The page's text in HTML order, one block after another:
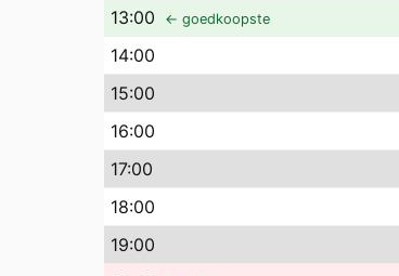
13:00 ← goedkoopste
14:00
15:00
16:00
17:00
18:00
19:00